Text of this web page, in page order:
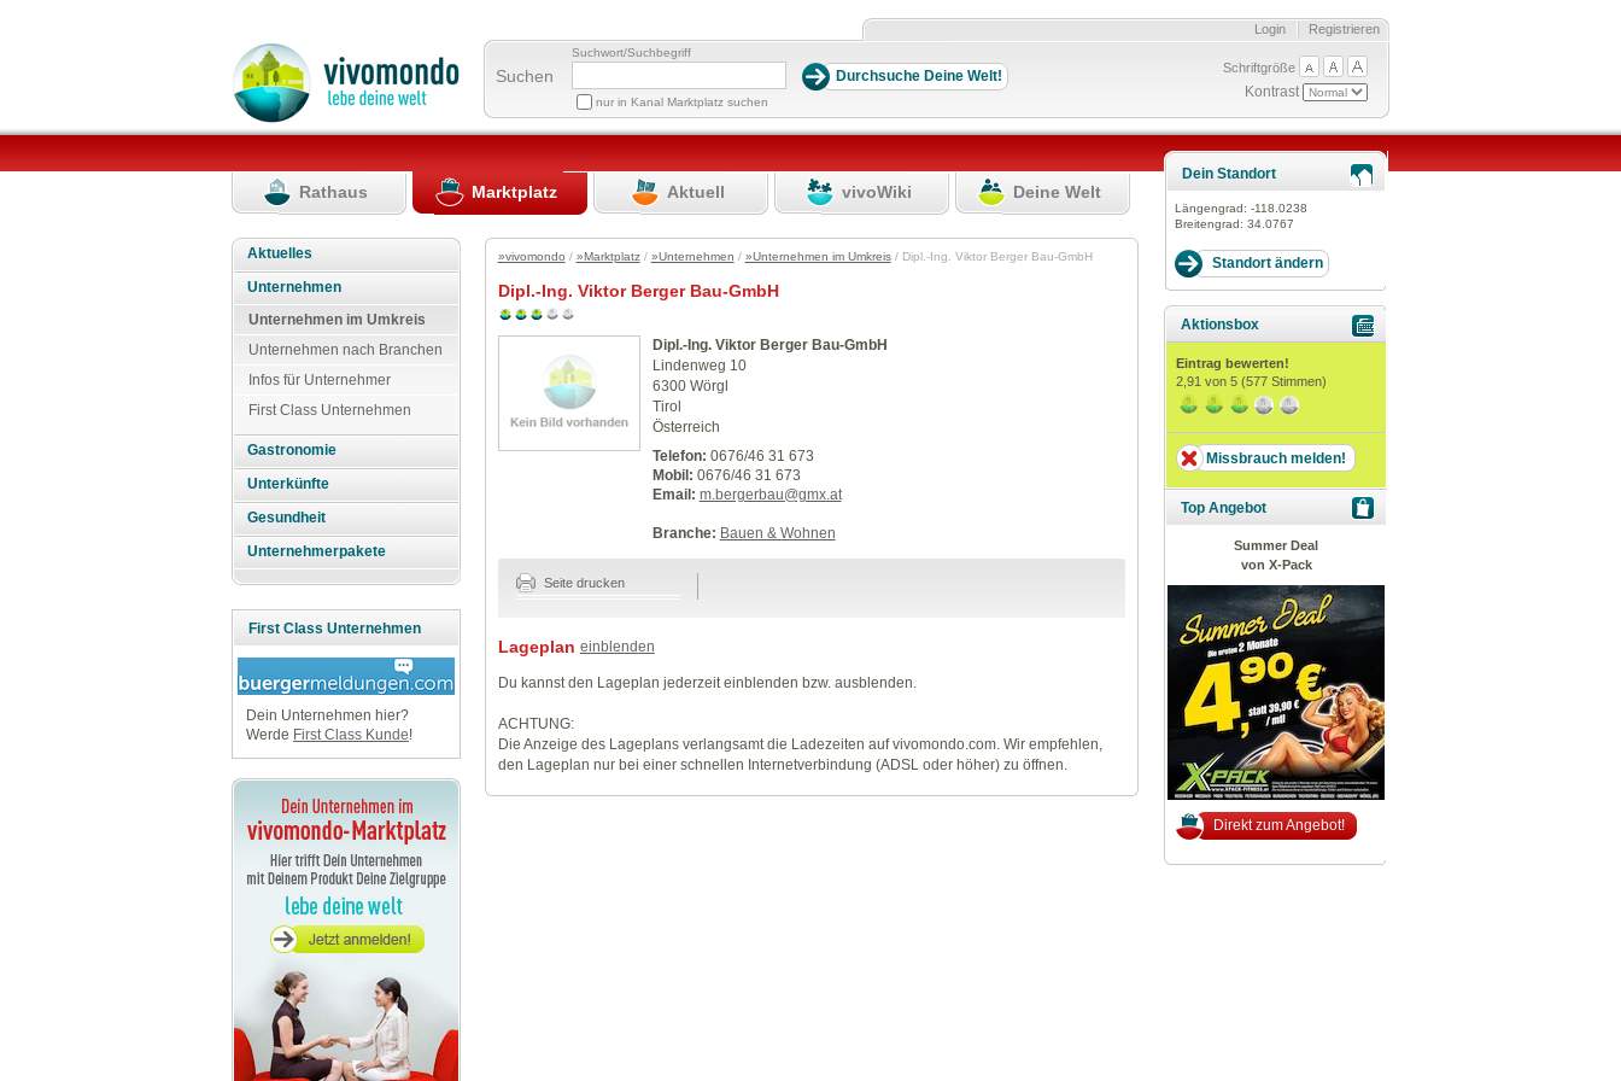
Registrieren
Login
Suchen
Suchwort/Suchbegriff
nur in Kanal Marktplatz suchen
Schriftgröße
Kontrast
Rathaus Marktplatz Aktuell vivoWiki Deine Welt
Aktuelles
Unternehmen
Unternehmen im Umkreis
Unternehmen nach Branchen
Infos für Unternehmer
First Class Unternehmen
Gastronomie
Unterkünfte
Gesundheit
Unternehmerpakete
First Class Unternehmen
Dein Unternehmen hier?
Werde First Class Kunde!
»vivomondo / »Marktplatz/ »Unternehmen / »Unternehmen im Umkreis/ Dipl.-Ing. Viktor Berger Bau-GmbH
Dipl.-Ing. Viktor Berger Bau-GmbH
Dipl.-Ing. Viktor Berger Bau-GmbH
Lindenweg 10
6300 Wörgl
Tirol
Österreich
Telefon: 0676/46 31 673
Mobil: 0676/46 31 673
Email: m.bergerbau@gmx.at
Branche: Bauen & Wohnen
Seite drucken
Lageplan einblenden
Du kannst den Lageplan jederzeit einblenden bzw. ausblenden.
ACHTUNG:
Die Anzeige des Lageplans verlangsamt die Ladezeiten auf vivomondo.com. Wir empfehlen,
den Lageplan nur bei einer schnellen Internetverbindung (ADSL oder höher) zu öffnen.
Dein Standort
Längengrad: -118.0238
Breitengrad: 34.0767
Aktionsbox
Eintrag bewerten!
2,91 von 5 (577 Stimmen)
Missbrauch melden!
Top Angebot
Summer Deal
von X-Pack
Direkt zum Angebot!